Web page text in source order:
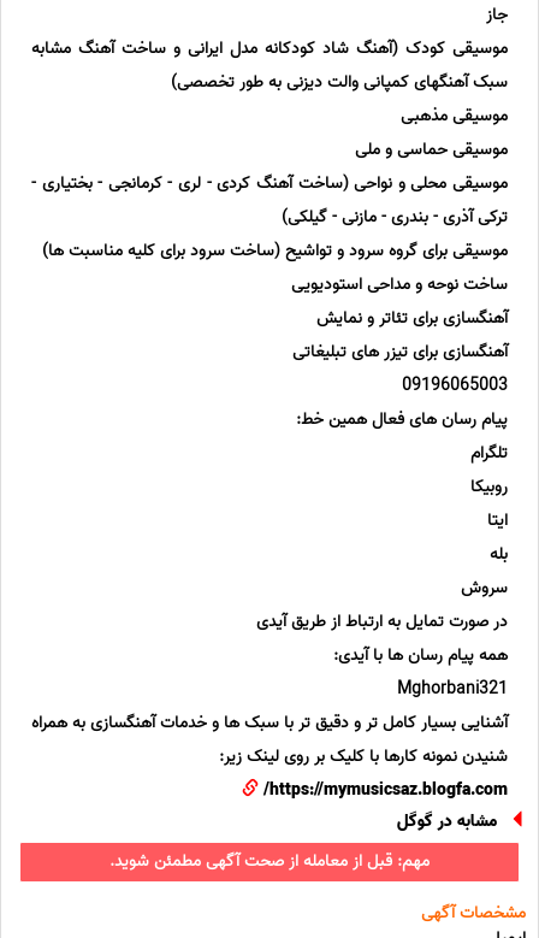
جاز
موسیقی کودک (آهنگ شاد کودکانه مدل ایرانی و ساخت آهنگ مشابه
سبک آهنگهای کمپانی والت دیزنی به طور تخصصی)
موسیقی مذهبی
موسیقی حماسی و ملی
موسیقی محلی و نواحی (ساخت آهنگ کردی - لری - کرمانجی - بختیاری -
ترکی آذری - بندری - مازنی - گیلکی)
موسیقی برای گروه سرود و تواشیح (ساخت سرود برای کلیه مناسبت ها)
ساخت نوحه و مداحی استودیویی
آهنگسازی برای تئاتر و نمایش
آهنگسازی برای تیزر های تبلیغاتی
09196065003
پیام رسان های فعال همین خط:
تلگرام
روبیکا
ایتا
بله
سروش
در صورت تمایل به ارتباط از طریق آیدی
همه پیام رسان ها با آیدی:
Mghorbani321
آشنایی بسیار کامل تر و دقیق تر با سبک ها و خدمات آهنگسازی به همراه
شنیدن نمونه کارها با کلیک بر روی لینک زیر:
https://mymusicsaz.blogfa.com/
مشابه در گوگل
مهم: قبل از معامله از صحت آگهی مطمئن شوید.
مشخصات آگهی